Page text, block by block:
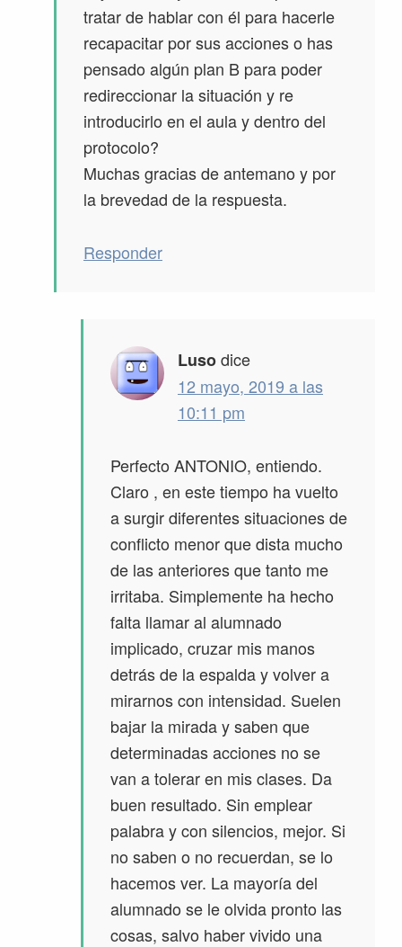
tratar de hablar con él para hacerle
recapacitar por sus acciones o has
pensado algún plan B para poder
redireccionar la situación y re
introducirlo en el aula y dentro del
protocolo?
Muchas gracias de antemano y por
la brevedad de la respuesta.
Responder
Lusodice
12 mayo, 2019 a las
10:11 pm
Perfecto ANTONIO, entiendo.
Claro , en este tiempo ha vuelto
a surgir diferentes situaciones de
conflicto menor que dista mucho
de las anteriores que tanto me
irritaba. Simplemente ha hecho
falta llamar al alumnado
implicado, cruzar mis manos
detrás de la espalda y volver a
mirarnos con intensidad. Suelen
bajar la mirada y saben que
determinadas acciones no se
van a tolerar en mis clases. Da
buen resultado. Sin emplear
palabra y con silencios, mejor. Si
no saben o no recuerdan, se lo
hacemos ver. La mayoría del
alumnado se le olvida pronto las
cosas, salvo haber vivido una